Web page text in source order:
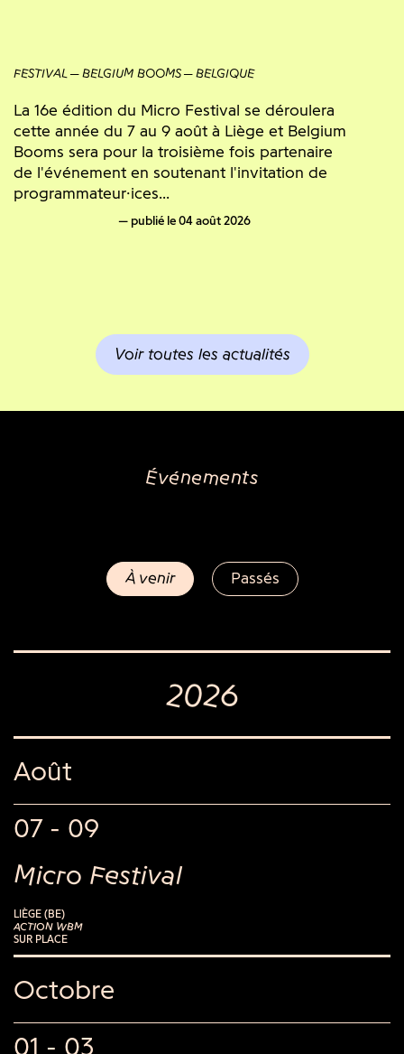
FESTIVAL BELGIUM BOOMS BELGIQUE
La 16e édition du Micro Festival se déroulera
cette année du 7 au 9 août à Liège et Belgium
Booms sera pour la troisième fois partenaire
de l'événement en soutenant l'invitation de
programmateur·ices...
publié le 04 août 2026
Voir toutes les actualités
Événements
À venir Passés
2026
Août
07 - 09
Micro Festival
LIÈGE (BE)
ACTION WBM
SUR PLACE
Octobre
01 - 03